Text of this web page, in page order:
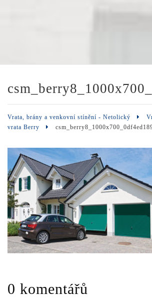
Vrata, brány a venkovní stínění - Netolický
vrata Berry
0 komentářů